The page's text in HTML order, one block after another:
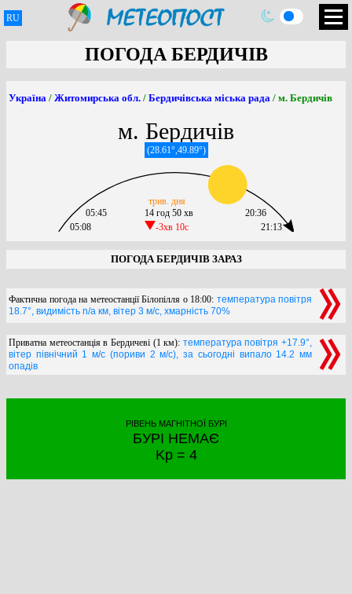
RU
ПОГОДА БЕРДИЧІВ
Україна / Житомирська обл. / Бердичівська міська рада / м. Бердичів
м. Бердичів
(28.61°,49.89°)
05:08
05:45
14 год 50 хв
-3хв 10c
трив. дня
21:13
20:36
ПОГОДА БЕРДИЧІВ ЗАРАЗ
Фактична погода на метеостанції Білопілля о 18:00: температура повітря
18.7°, видимість n/a км, вітер 3 м/с, хмарність 70%
Приватна метеостанція в Бердичеві (1 км): температура повітря +17.9°,
вітер північний 1 м/с (пориви 2 м/с), за сьогодні випало 14.2 мм
опадів
РІВЕНЬ МАГНІТНОЇ БУРІ
БУРІ НЕМАЄ
Kp = 4